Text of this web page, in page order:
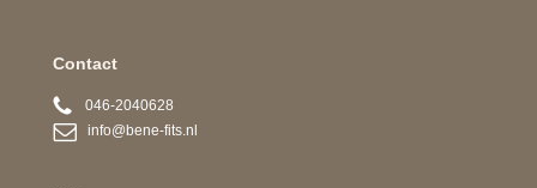
Contact
046-2040628
info@bene-fits.nl